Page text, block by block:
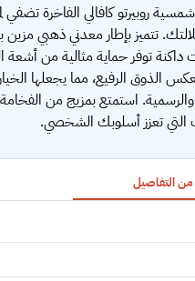
روبيرتو كافالي الفاخرة تضفي
تتميز بإطار معدني ذهبي مزين
توفر حماية مثالية من
الذوق الرفيع، مما يجعلها الخيار
والرسمية. استمتع بمزيج من
التي تعزز أسلوبك الشخصي.
من التفاصيل